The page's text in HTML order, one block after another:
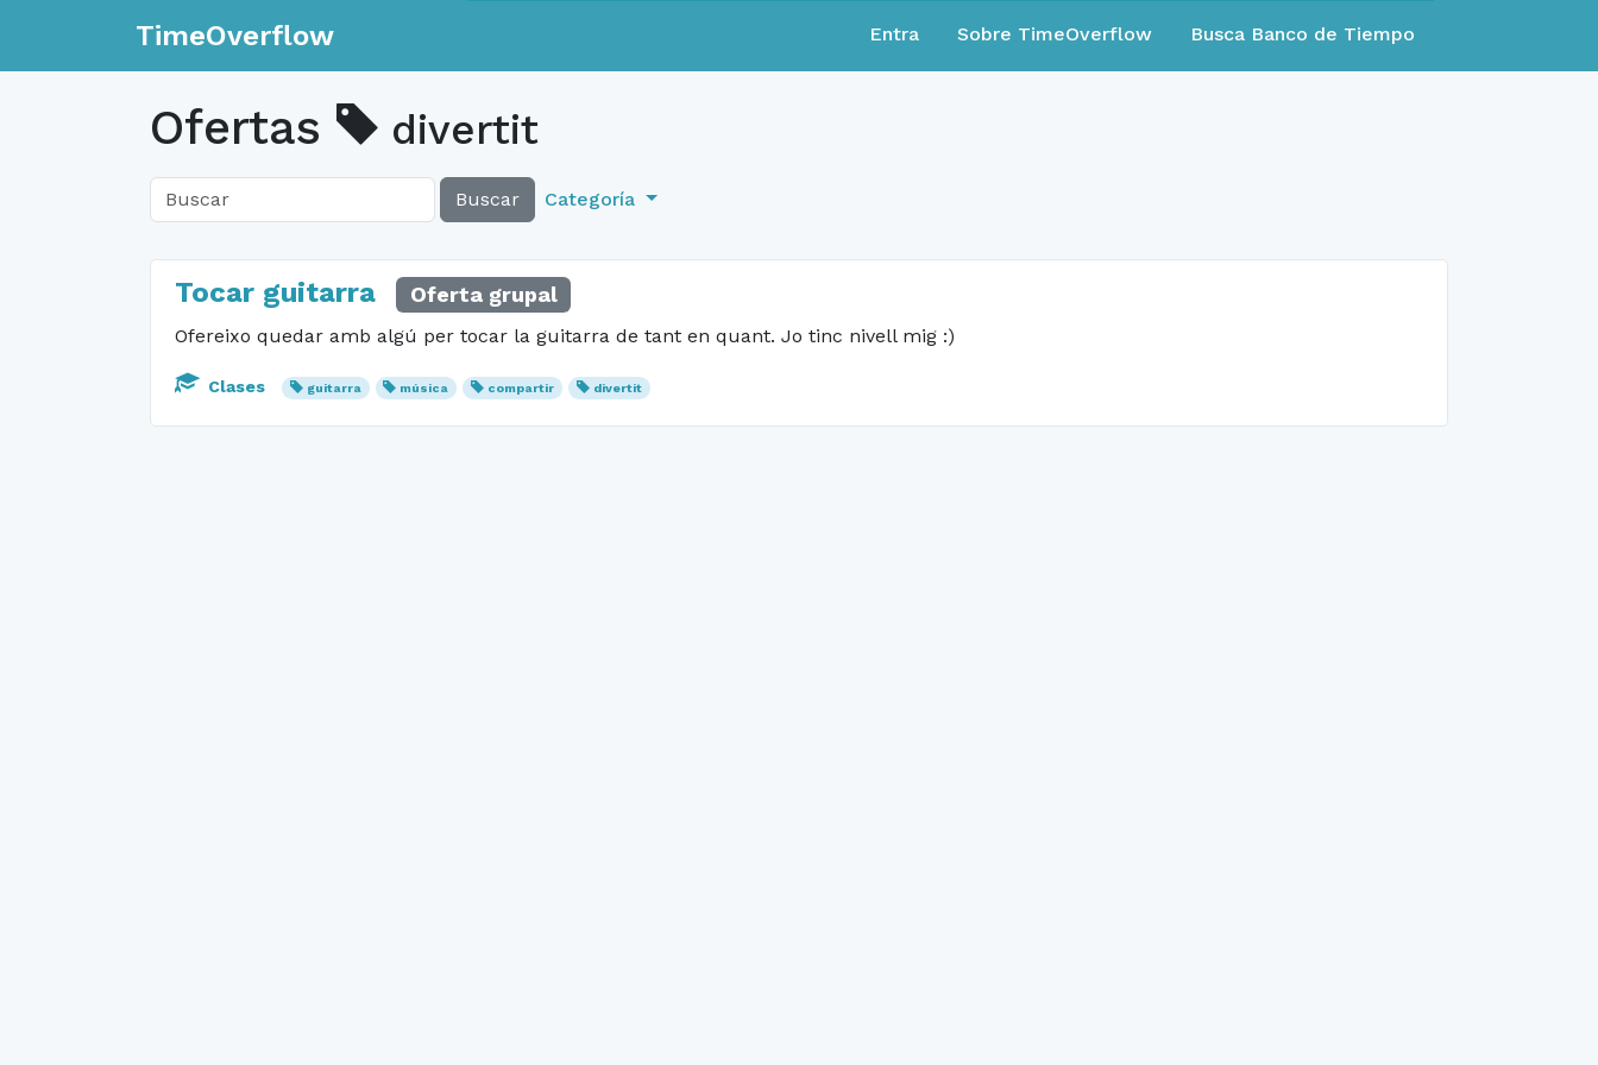
TimeOverflow Entra Sobre TimeOverflow Busca Banco de Tiempo
Ofertas divertit
Buscar Categoría
Tocar guitarra Oferta grupal
Ofereixo quedar amb algú per tocar la guitarra de tant en quant. Jo tinc nivell mig :)
Clases guitarra música compartir divertit